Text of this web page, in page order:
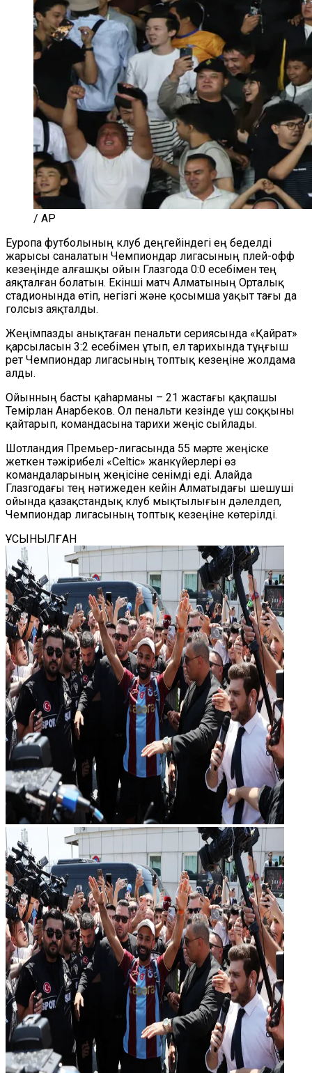
/ AP
Еуропа футболының клуб деңгейіндегі ең беделді
жарысы саналатын Чемпиондар лигасының плей-офф
кезеңінде алғашқы ойын Глазгода 0:0 есебімен тең
аяқталған болатын. Екінші матч Алматының Орталық
стадионында өтіп, негізгі және қосымша уақыт тағы да
голсыз аяқталды.
Жеңімпазды анықтаған пенальти сериясында «Қайрат»
қарсыласын 3:2 есебімен ұтып, ел тарихында тұңғыш
рет Чемпиондар лигасының топтық кезеңіне жолдама
алды.
Ойынның басты қаһарманы – 21 жастағы қақпашы
Темірлан Анарбеков. Ол пенальти кезінде үш соққыны
қайтарып, командасына тарихи жеңіс сыйлады.
Шотландия Премьер-лигасында 55 мәрте жеңіске
жеткен тәжірибелі «Celtic» жанкүйерлері өз
командаларының жеңісіне сенімді еді. Алайда
Глазгодағы тең нәтижеден кейін Алматыдағы шешуші
ойында қазақстандық клуб мықтылығын дәлелдеп,
Чемпиондар лигасының топтық кезеңіне көтерілді.
ҰСЫНЫЛҒАН